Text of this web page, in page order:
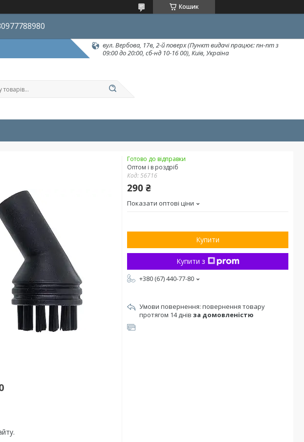
Кошик
вул. Вербова, 17в, 2-й поверх (Пункт видачі працює: пн-пт з
09:00 до 20:00, сб-нд 10-16 00), Київ, Україна
Готово до відправки
Оптом і в роздріб
Код:56716
290 ₴
Показати оптові ціни
Купити
Купити з
+380 (67) 440-77-80
повернення товару
протягом 14 днів за домовленістю